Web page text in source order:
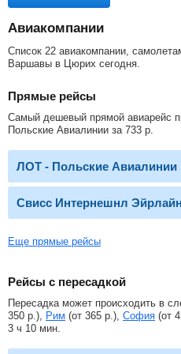
Авиакомпании
Список 22 авиакомпании,
Варшавы в Цюрих сегодня.
Прямые рейсы
Самый дешевый прямой авиарейс
Польские Авиалинии за 733 р
ЛОТ - Польские Авиалинии
Свисс Интернешнл
Еще прямые рейсы
Рейсы с пересадкой
Пересадка может происходить в
350 р. ), Рим (от 365 р. ), София (от
3 ч 10 мин.